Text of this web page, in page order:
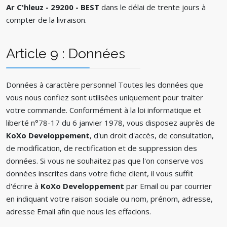
Ar C'hleuz - 29200 - BEST dans le délai de trente jours à
compter de la livraison.
Article 9 : Données
Données à caractère personnel Toutes les données que
vous nous confiez sont utilisées uniquement pour traiter
votre commande. Conformément à la loi informatique et
liberté n°78-17 du 6 janvier 1978, vous disposez auprès de
KoXo Developpement, d'un droit d'accès, de consultation,
de modification, de rectification et de suppression des
données. Si vous ne souhaitez pas que l'on conserve vos
données inscrites dans votre fiche client, il vous suffit
d'écrire à KoXo Developpement par Email ou par courrier
en indiquant votre raison sociale ou nom, prénom, adresse,
adresse Email afin que nous les effacions.